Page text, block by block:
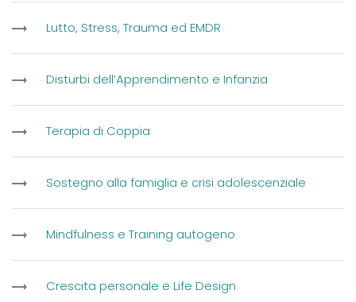
Lutto, Stress, Trauma ed EMDR
Disturbi dell’Apprendimento e Infanzia
Terapia di Coppia
Sostegno alla famiglia e crisi adolescenziale
Mindfulness e Training autogeno
Crescita personale e Life Design